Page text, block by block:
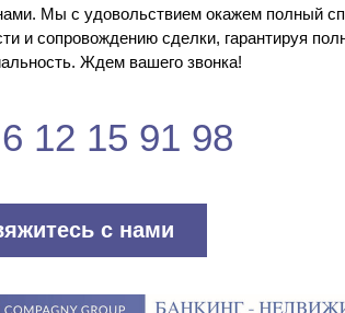
Мы с удовольствием окажем полный
и сопровождению сделки, гарантируя
Ждем вашего звонка!
12 15 91 98
с нами